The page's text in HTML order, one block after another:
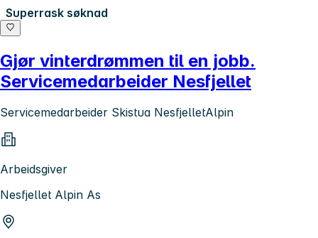
Superrask søknad
Gjør vinterdrømmen til en jobb.
Servicemedarbeider Nesfjellet
Servicemedarbeider Skistua NesfjelletAlpin
Arbeidsgiver
Nesfjellet Alpin As